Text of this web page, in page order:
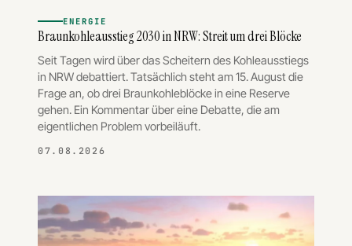
ENERGIE
Braunkohleausstieg 2030 in NRW: Streit um drei Blöcke
Seit Tagen wird über das Scheitern des Kohleausstiegs
in NRW debattiert. Tatsächlich steht am 15. August die
Frage an, ob drei Braunkohleblöcke in eine Reserve
gehen. Ein Kommentar über eine Debatte, die am
eigentlichen Problem vorbeiläuft.
07.08.2026